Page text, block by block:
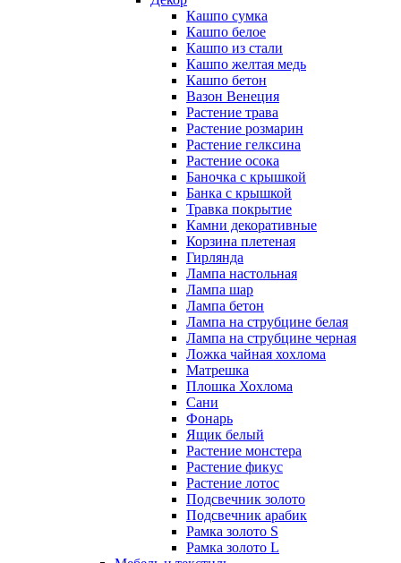
Кашпо сумка
Кашпо белое
Кашпо из стали
Кашпо желтая медь
Кашпо бетон
Вазон Венеция
Растение трава
Растение розмарин
Растение гелксина
Растение осока
Баночка с крышкой
Банка с крышкой
Травка покрытие
Камни декоративные
Корзина плетеная
Гирлянда
Лампа настольная
Лампа шар
Лампа бетон
Лампа на струбцине белая
Лампа на струбцине черная
Ложка чайная хохлома
Матрешка
Плошка Хохлома
Сани
Фонарь
Ящик белый
Растение монстера
Растение фикус
Растение лотос
Подсвечник золото
Подсвечник арабик
Рамка золото S
Рамка золото L